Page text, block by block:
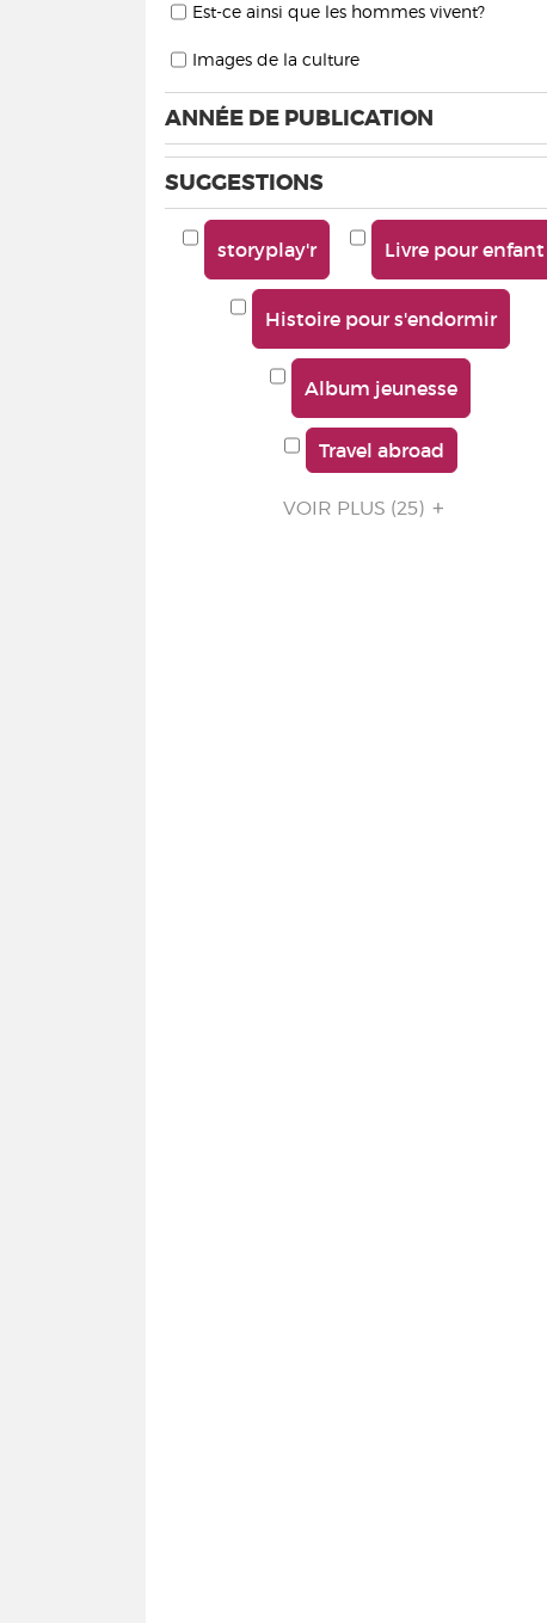
Est-ce ainsi que les hommes vivent?
Images de la culture
ANNÉE DE PUBLICATION
SUGGESTIONS
storyplay'r Livre pour enfant
Histoire pour s'endormir
Album jeunesse
Travel abroad
VOIR PLUS (25)